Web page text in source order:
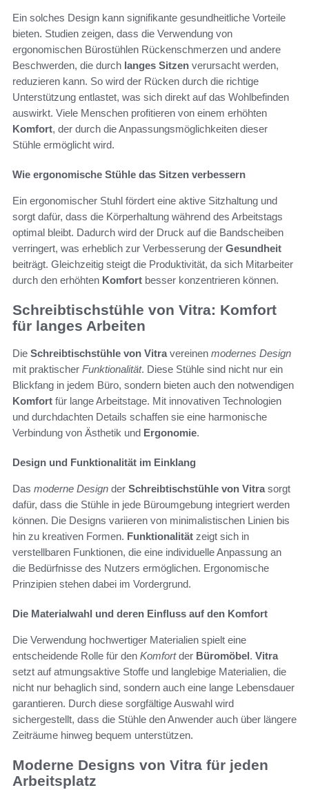
Ein solches Design kann signifikante gesundheitliche Vorteile
bieten. Studien zeigen, dass die Verwendung von
ergonomischen Bürostühlen Rückenschmerzen und andere
Beschwerden, die durch langes Sitzen verursacht werden,
reduzieren kann. So wird der Rücken durch die richtige
Unterstützung entlastet, was sich direkt auf das Wohlbefinden
auswirkt. Viele Menschen profitieren von einem erhöhten
Komfort, der durch die Anpassungsmöglichkeiten dieser
Stühle ermöglicht wird.
Wie ergonomische Stühle das Sitzen verbessern
Ein ergonomischer Stuhl fördert eine aktive Sitzhaltung und
sorgt dafür, dass die Körperhaltung während des Arbeitstags
optimal bleibt. Dadurch wird der Druck auf die Bandscheiben
verringert, was erheblich zur Verbesserung der Gesundheit
beiträgt. Gleichzeitig steigt die Produktivität, da sich Mitarbeiter
durch den erhöhten Komfort besser konzentrieren können.
Schreibtischstühle von Vitra: Komfort
für langes Arbeiten
Die Schreibtischstühle von Vitravereinen modernes Design
mit praktischer Funktionalität. Diese Stühle sind nicht nur ein
Blickfang in jedem Büro, sondern bieten auch den notwendigen
Komfort für lange Arbeitstage. Mit innovativen Technologien
und durchdachten Details schaffen sie eine harmonische
Verbindung von Ästhetik und Ergonomie.
Design und Funktionalität im Einklang
Das moderne Design der Schreibtischstühle von Vitrasorgt
dafür, dass die Stühle in jede Büroumgebung integriert werden
können. Die Designs variieren von minimalistischen Linien bis
hin zu kreativen Formen. Funktionalität zeigt sich in
verstellbaren Funktionen, die eine individuelle Anpassung an
die Bedürfnisse des Nutzers ermöglichen. Ergonomische
Prinzipien stehen dabei im Vordergrund.
Die Materialwahl und deren Einfluss auf den Komfort
Die Verwendung hochwertiger Materialien spielt eine
entscheidende Rolle für den Komfortder Büromöbel. Vitra
setzt auf atmungsaktive Stoffe und langlebige Materialien, die
nicht nur behaglich sind, sondern auch eine lange Lebensdauer
garantieren. Durch diese sorgfältige Auswahl wird
sichergestellt, dass die Stühle den Anwender auch über längere
Zeiträume hinweg bequem unterstützen.
Moderne Designs von Vitra für jeden
Arbeitsplatz